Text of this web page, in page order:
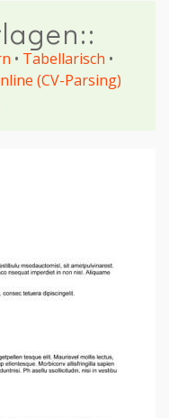
• Tabellarisch •
(CV-Parsing)